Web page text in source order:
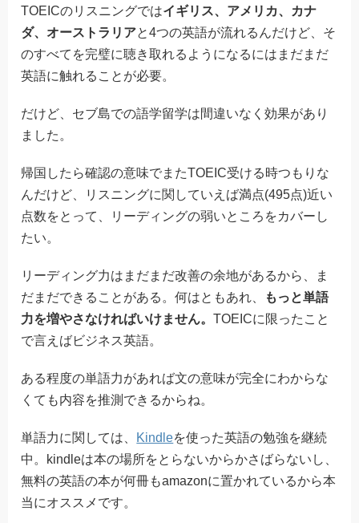
TOEICのリスニングではイギリス、アメリカ、カナ
ダ、オーストラリアと4つの英語が流れるんだけど、そ
のすべてを完璧に聴き取れるようになるにはまだまだ
英語に触れることが必要。
だけど、セブ島での語学留学は間違いなく効果があり
ました。
帰国したら確認の意味でまたTOEIC受ける時つもりな
んだけど、リスニングに関していえば満点(495点)近い
点数をとって、リーディングの弱いところをカバーし
たい。
リーディング力はまだまだ改善の余地があるから、ま
だまだできることがある。何はともあれ、
もっと単語
力を増やさなければいけません。TOEICに限ったこと
で言えばビジネス英語。
ある程度の単語力があれば文の意味が完全にわからな
くても内容を推測できるからね。
単語力に関しては、 Kindleを使った英語の勉強を継続
中。kindleは本の場所をとらないからかさばらないし、
無料の英語の本が何冊もamazonに置かれているから本
当にオススメです。